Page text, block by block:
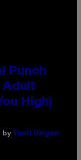
Punch
Adult
High)
by Ysolt Usigan